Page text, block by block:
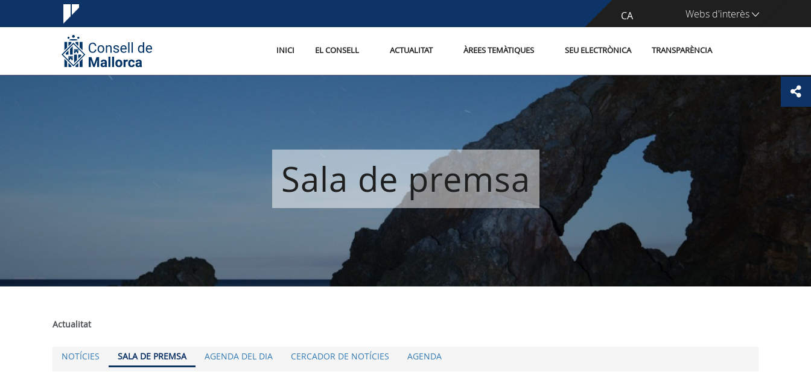
CA
ES Webs d'interès
INICI EL CONSELL ACTUALITAT ÀREES TEMÀTIQUES SEU ELECTRÒNICA TRANSPARÈNCIA
Sala de premsa
Actualitat
NOTÍCIES SALA DE PREMSA AGENDA DEL DIA CERCADOR DE NOTÍCIES AGENDA